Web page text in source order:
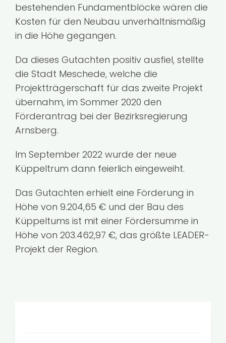
bestehenden Fundamentblöcke wären die
Kosten für den Neubau unverhältnismäßig
in die Höhe gegangen.
Da dieses Gutachten positiv ausfiel, stellte
die Stadt Meschede, welche die
Projektträgerschaft für das zweite Projekt
übernahm, im Sommer 2020 den
Förderantrag bei der Bezirksregierung
Arnsberg.
Im September 2022 wurde der neue
Küppeltrum dann feierlich eingeweiht.
Das Gutachten erhielt eine Förderung in
Höhe von 9.204,65 € und der Bau des
Küppeltums ist mit einer Fördersumme in
Höhe von 203.462,97 €, das größte LEADER-
Projekt der Region.